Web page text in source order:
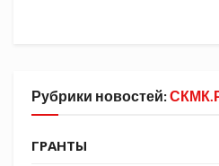
Рубрики новостей:
ГРАНТЫ